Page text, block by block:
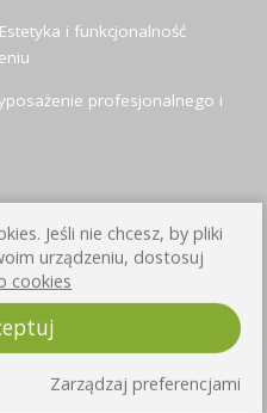
i funkcjonalność
profesjonalnego i
informacja o czasie wysyłki -
roboczych
Jeśli nie chcesz, by pliki
urządzeniu, dostosuj
cookies
Zarządzaj preferencjami